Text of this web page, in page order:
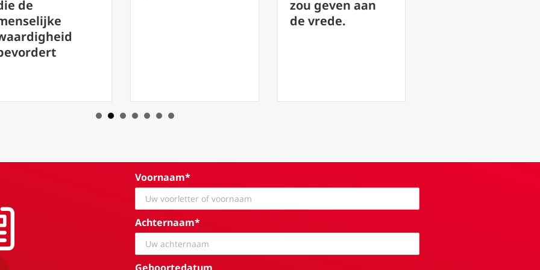
weg naar God
Voornaam*
Achternaam*
Geboortedatum